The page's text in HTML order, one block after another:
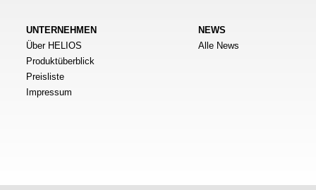
UNTERNEHMEN
Über HELIOS
Produktüberblick
Preisliste
Impressum
NEWS
Alle News